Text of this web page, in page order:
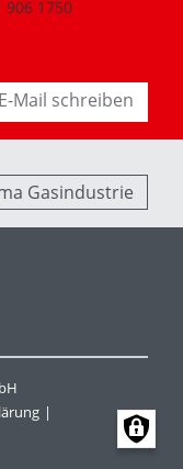
906 1750
E-Mail schreiben
Gasindustrie